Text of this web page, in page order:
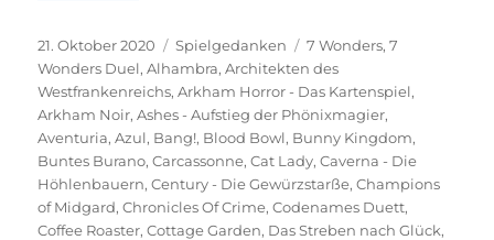
Veröffentlicht
am
21. Oktober 2020 Kategorien
Spielgedanken Schlagwörter
7 Wonders,7
Wonders Duel,Alhambra,Architekten des
Westfrankenreichs,Arkham Horror - Das Kartenspiel,
Arkham Noir,Ashes - Aufstieg der Phönixmagier,
Aventuria,Azul, Bang!, Blood Bowl, Bunny Kingdom,
Buntes Burano,Carcassonne,Cat Lady,Caverna - Die
Höhlenbauern,Century - Die Gewürzstarße,Champions
of Midgard,Chronicles Of Crime,Codenames Duett,
Coffee Roaster,Cottage Garden, Das Streben nach Glück,